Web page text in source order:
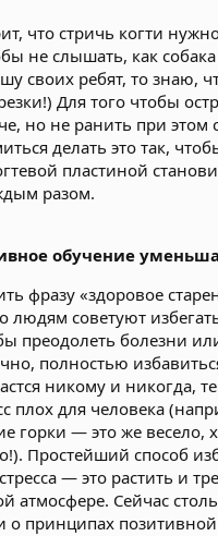
что стричь когти
не слышать, как
своих ребят, то знаю,
Для того чтобы
но не ранить при этом
делать это так,
пластиной
разом.
обучение
фразу «здоровое
людям советуют
преодолеть болезни
полностью
никому и никогда,
плох для человека
горки — это же весело,
Простейший способ
— это растить и
атмосфере. Сейчас
принципах позитивной